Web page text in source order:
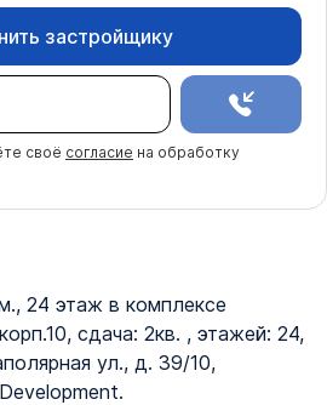
застройщику
своё согласие на обработку
24 этаж в комплексе
сдача: 2кв. , этажей: 24,
ул., д. 39/10,